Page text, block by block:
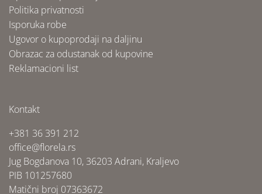
Politika privatnosti
Isporuka robe
Ugovor o kupoprodaji na daljinu
Obrazac za odustanak od kupovine
Reklamacioni list
Kontakt
+381 36 391 212
office@florela.rs
Jug Bogdanova 10, 36203 Adrani, Kraljevo
PIB 101257680
Matični broj 07363672